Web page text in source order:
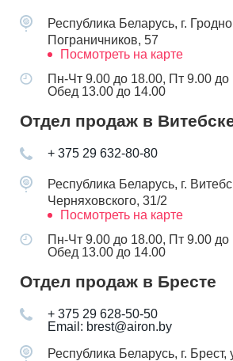
Республика Беларусь, г.
Пограничников, 57
Посмотреть на карте
Пн-Чт 9.00 до 18.00, Пт 9.00 до
Обед 13.00 до 14.00
Отдел продаж в
+ 375 29 632-80-80
Республика Беларусь, г.
Черняховского, 31/2
Посмотреть на карте
Пн-Чт 9.00 до 18.00, Пт 9.00 до
Обед 13.00 до 14.00
Отдел продаж в Бресте
+ 375 29 628-50-50
Email: brest@airon.by
Республика Беларусь, г. Брест,